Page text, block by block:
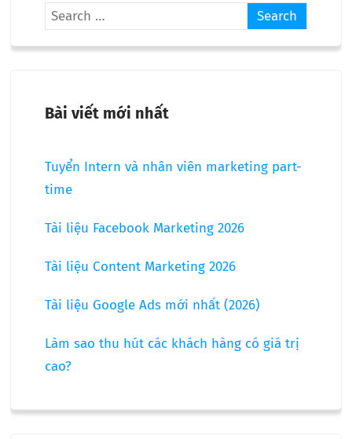
Bài viết mới nhất
Tuyển Intern và nhân viên marketing part-
time
Tài liệu Facebook Marketing 2026
Tài liệu Content Marketing 2026
Tài liệu Google Ads mới nhất (2026)
Làm sao thu hút các khách hàng có giá trị
cao?